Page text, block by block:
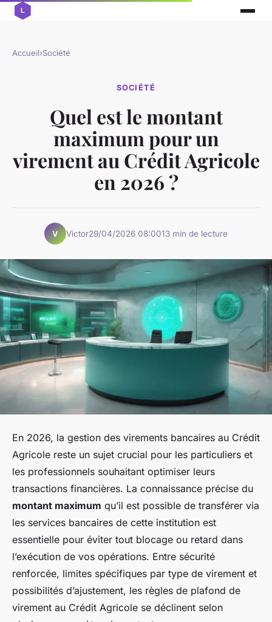
Accueil›Société
SOCIÉTÉ
Quel est le montant
maximum pour un
virement au Crédit Agricole
en 2026 ?
V Victor29/04/2026 08:0013 min de lecture
En 2026, la gestion des virements bancaires au Crédit
Agricole reste un sujet crucial pour les particuliers et
les professionnels souhaitant optimiser leurs
transactions financières. La connaissance précise du
montant maximum qu’il est possible de transférer via
les services bancaires de cette institution est
essentielle pour éviter tout blocage ou retard dans
l’exécution de vos opérations. Entre sécurité
renforcée, limites spécifiques par type de virement et
possibilités d’ajustement, les règles de plafond de
virement au Crédit Agricole se déclinent selon